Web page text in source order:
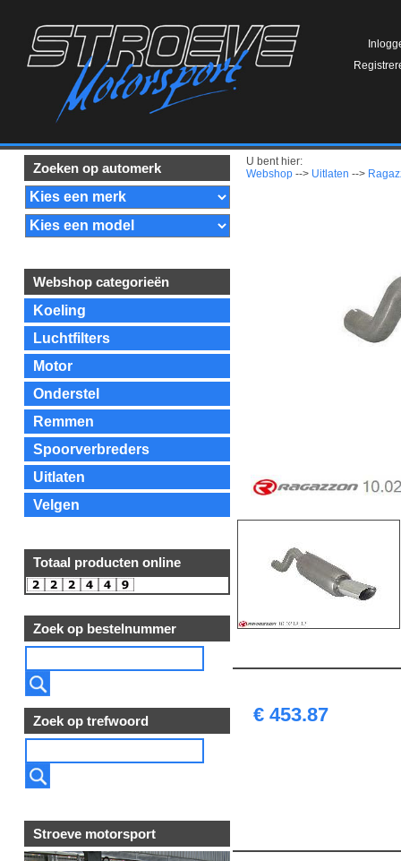
Zoeken op automerk
Webshop categorieën
Koeling
Luchtfilters
Motor
Onderstel
Remmen
Spoorverbreders
Uitlaten
Velgen
Totaal producten online
Zoek op bestelnummer
Zoek op trefwoord
Stroeve motorsport
U bent hier:
Webshop --> Uitlaten -->
€ 453.87